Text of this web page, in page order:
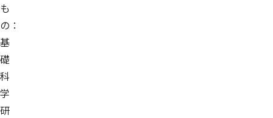
も
の：
基
礎
科
学
研